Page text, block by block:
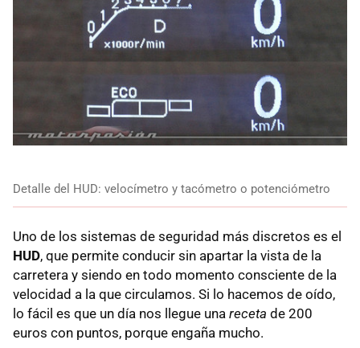
Detalle del HUD: velocímetro y tacómetro o potenciómetro
Uno de los sistemas de seguridad más discretos es el
HUD, que permite conducir sin apartar la vista de la
carretera y siendo en todo momento consciente de la
velocidad a la que circulamos. Si lo hacemos de oído,
lo fácil es que un día nos llegue una receta de 200
euros con puntos, porque engaña mucho.